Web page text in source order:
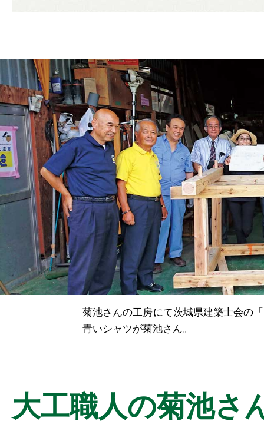
菊池さんの工房にて茨城県建築士会の
青いシャツが菊池さん。
大工職人の菊池さ